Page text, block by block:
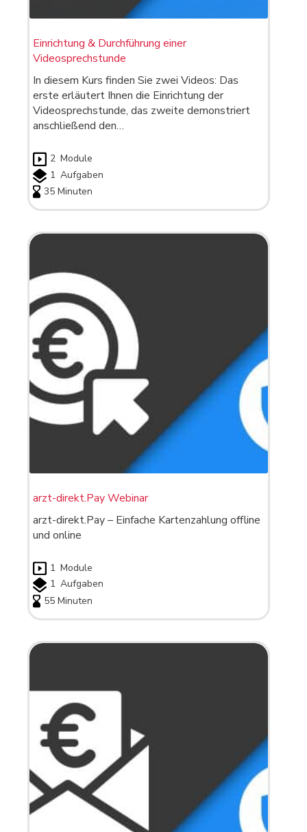
Einrichtung & Durchführung einer
Videosprechstunde
In diesem Kurs finden Sie zwei Videos: Das
erste erläutert Ihnen die Einrichtung der
Videosprechstunde, das zweite demonstriert
anschließend den…
2 Module
1 Aufgaben
35 Minuten
arzt-direkt.Pay Webinar
arzt-direkt.Pay – Einfache Kartenzahlung offline
und online
1 Module
1 Aufgaben
55 Minuten